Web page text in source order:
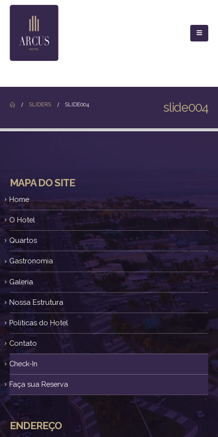
slide004
SLIDERS SLIDE004
MAPA DO SITE
Home
O Hotel
Quartos
Gastronomia
Galeria
Nossa Estrutura
Políticas do Hotel
Contato
Check-In
Faça sua Reserva
ENDEREÇO